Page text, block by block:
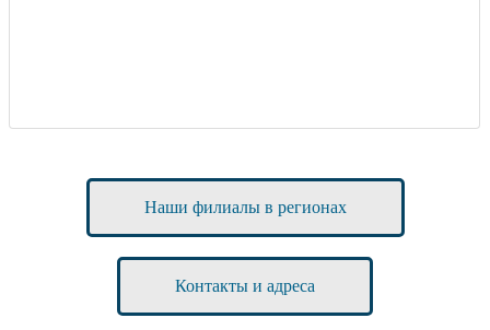
Наши филиалы в регионах
Контакты и адреса